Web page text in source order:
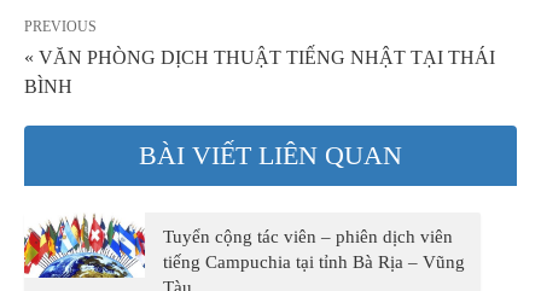
PREVIOUS
« VĂN PHÒNG DỊCH THUẬT TIẾNG NHẬT TẠI THÁI
BÌNH
BÀI VIẾT LIÊN QUAN
Tuyển cộng tác viên – phiên dịch viên
tiếng Campuchia tại tỉnh Bà Rịa – Vũng